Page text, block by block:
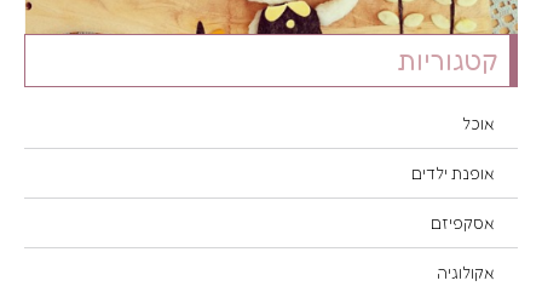
קטגוריות
אוכל
אופנת ילדים
אסקפיזם
אקולוגיה